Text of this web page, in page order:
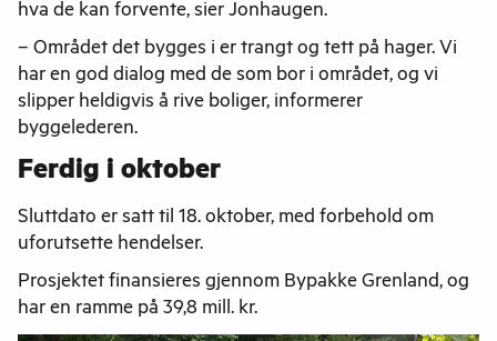
hva de kan forvente, sier Jonhaugen.
– Området det bygges i er trangt og tett på hager. Vi
har en god dialog med de som bor i området, og vi
slipper heldigvis å rive boliger, informerer
byggelederen.
Ferdig i oktober
Sluttdato er satt til 18. oktober, med forbehold om
uforutsette hendelser.
Prosjektet finansieres gjennom Bypakke Grenland, og
har en ramme på 39,8 mill. kr.